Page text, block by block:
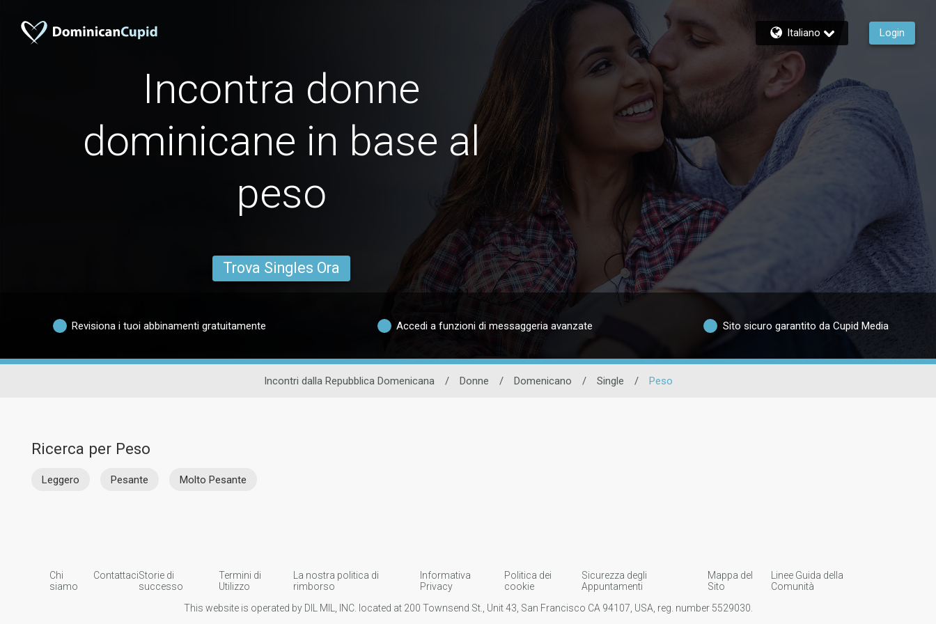
Italiano Login
Incontra donne
dominicane in base al
peso
Trova Singles Ora
Revisiona i tuoi abbinamenti gratuitamente Accedi a funzioni di messaggeria avanzate Sito sicuro garantito da Cupid Media
Incontri dalla Repubblica Domenicana / Donne / Domenicano / Single / Peso
Ricerca per Peso
Leggero Pesante Molto Pesante
Chi
siamo
ContattaciStorie di
successo
Termini di
Utilizzo
La nostra politica di
rimborso
Informativa
Privacy
Politica dei
cookie
Sicurezza degli
Appuntamenti
Mappa del
Sito
Linee Guida della
Comunità
This website is operated by DIL MIL, INC. located at 200 Townsend St., Unit 43, San Francisco CA 94107, USA, reg. number 5529030.